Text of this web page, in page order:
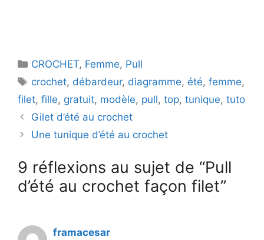
Catégories
CROCHET, Femme, Pull
Étiquettes
crochet, débardeur, diagramme, été,femme,
filet, fille, gratuit, modèle, pull, top, tunique, tuto
Gilet d’été au crochet
Une tunique d’été au crochet
9 réflexions au sujet de “Pull
d’été au crochet façon filet”
framacesar